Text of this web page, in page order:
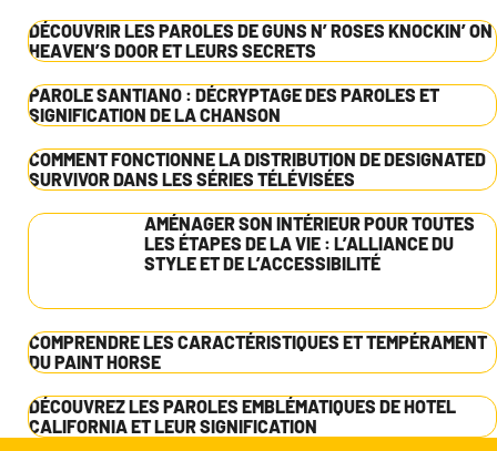
DÉCOUVRIR LES PAROLES DE GUNS N’ ROSES KNOCKIN’ ON
HEAVEN’S DOOR ET LEURS SECRETS
PAROLE SANTIANO : DÉCRYPTAGE DES PAROLES ET
SIGNIFICATION DE LA CHANSON
COMMENT FONCTIONNE LA DISTRIBUTION DE DESIGNATED
SURVIVOR DANS LES SÉRIES TÉLÉVISÉES
AMÉNAGER SON INTÉRIEUR POUR TOUTES
LES ÉTAPES DE LA VIE : L’ALLIANCE DU
STYLE ET DE L’ACCESSIBILITÉ
COMPRENDRE LES CARACTÉRISTIQUES ET TEMPÉRAMENT
DU PAINT HORSE
DÉCOUVREZ LES PAROLES EMBLÉMATIQUES DE HOTEL
CALIFORNIA ET LEUR SIGNIFICATION